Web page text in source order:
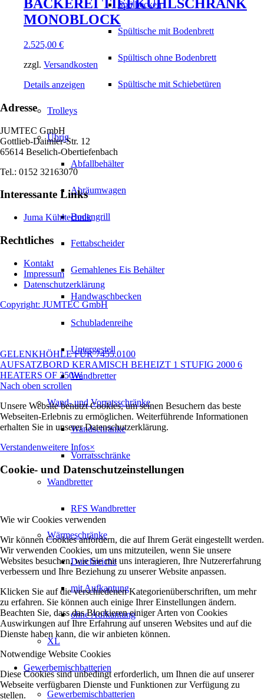
Spülbecken
Spültische mit Bodenbrett
Spültisch ohne Bodenbrett
Spültische mit Schiebetüren
Trolleys
Übrig
Abfallbehälter
Abräumwagen
Bodengrill
Fettabscheider
Gemahlenes Eis Behälter
Handwaschbecken
Schubladenreihe
Untergestell
Wandbretter
Wand- und Vorratsschränke
Wandschränke
Vorratsschränke
Wandbretter
RFS Wandbretter
Wärmeschränke
Durchreiche
mit Aufkantung
ohne Aufkantung
XL
Gewerbemischbatterien
Gewerbemischbatterien
BÄCKEREI TIEFKÜHLSCHRANK
MONOBLOCK
2.525,00 €
zzgl. Versandkosten
Details anzeigen
Adresse
JUMTEC GmbH
Gottlieb-Daimler-Str. 12
65614 Beselich-Obertiefenbach
Tel.: 0152 32163070
Interessante Links
Juma Kühltechnik
Rechtliches
Kontakt
Impressum
Datenschutzerklärung
Copyright: JUMTEC GmbH
GELENKHÖHLE FÜR 7455.0100
AUFSATZBORD KERAMISCH BEHEIZT 1 STUFIG 2000 6
HEATERS OF 250W
Nach oben scrollen
Unsere Website benutzt Cookies, um seinen Besuchern das beste
Webseiten-Erlebnis zu ermöglichen. Weiterführende Informationen
erhalten Sie in unserer Datenschutzerklärung.
Verstandenweitere Infos×
Cookie- und Datenschutzeinstellungen
Wie wir Cookies verwenden
Wir können Cookies anfordern, die auf Ihrem Gerät eingestellt werden.
Wir verwenden Cookies, um uns mitzuteilen, wenn Sie unsere
Websites besuchen, wie Sie mit uns interagieren, Ihre Nutzererfahrung
verbessern und Ihre Beziehung zu unserer Website anpassen.
Klicken Sie auf die verschiedenen Kategorienüberschriften, um mehr
zu erfahren. Sie können auch einige Ihrer Einstellungen ändern.
Beachten Sie, dass das Blockieren einiger Arten von Cookies
Auswirkungen auf Ihre Erfahrung auf unseren Websites und auf die
Dienste haben kann, die wir anbieten können.
Notwendige Website Cookies
Diese Cookies sind unbedingt erforderlich, um Ihnen die auf unserer
Webseite verfügbaren Dienste und Funktionen zur Verfügung zu
stellen.